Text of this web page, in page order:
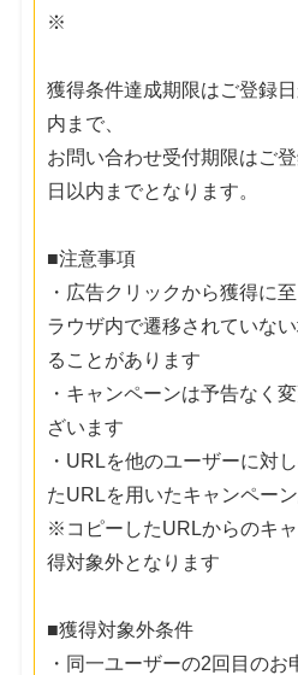
※
獲得条件達成期限はご登録
内まで、
お問い合わせ受付期限はご
日以内までとなります。
■注意事項
・広告クリックから獲得に
ラウザ内で遷移されていな
ることがあります
・キャンペーンは予告なく
ざいます
・URLを他のユーザーに対
たURLを用いたキャンペー
※コピーしたURLからのキ
得対象外となります
■獲得対象外条件
・同一ユーザーの2回目のお